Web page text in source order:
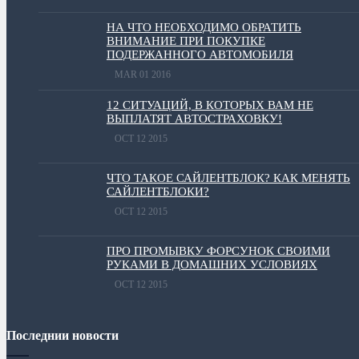
НА ЧТО НЕОБХОДИМО ОБРАТИТЬ
ВНИМАНИЕ ПРИ ПОКУПКЕ
ПОДЕРЖАННОГО АВТОМОБИЛЯ
MAR 01 2016
12 СИТУАЦИЙ, В КОТОРЫХ ВАМ НЕ
ВЫПЛАТЯТ АВТОСТРАХОВКУ!
OCT 12 2015
ЧТО ТАКОЕ САЙЛЕНТБЛОК? КАК МЕНЯТЬ
САЙЛЕНТБЛОКИ?
OCT 12 2015
ПРО ПРОМЫВКУ ФОРСУНОК СВОИМИ
РУКАМИ В ДОМАШНИХ УСЛОВИЯХ
OCT 12 2015
Последнии новости